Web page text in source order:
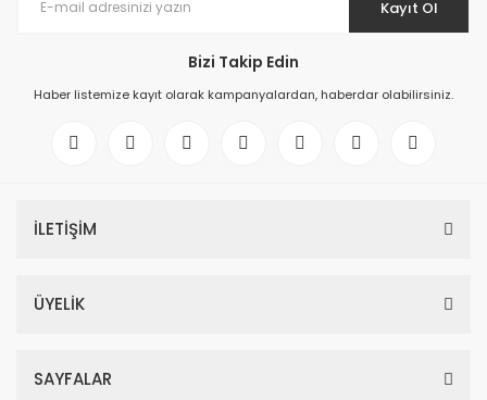
Kayıt Ol
Bizi Takip Edin
Haber listemize kayıt olarak kampanyalardan, haberdar olabilirsiniz.
İLETİŞİM
ÜYELİK
SAYFALAR